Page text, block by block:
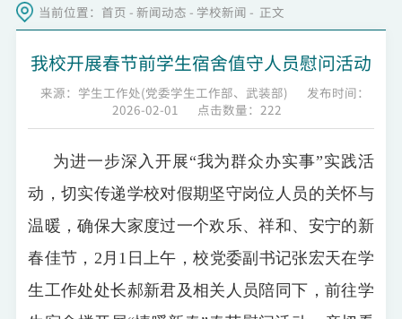
当前位置： 首页 -新闻动态 - 学校新闻 - 正文
我校开展春节前学生宿舍值守人员慰问活动
来源：学生工作处(党委学生工作部、武装部)
发布时间：
2026-02-01
点击数量： 222
为进一步深入开展“我为群众办实事”实践活
动，切实传递学校对假期坚守岗位人员的关怀与
温暖，确保大家度过一个欢乐、祥和、安宁的新
春佳节，2月1日上午，校党委副书记张宏天在学
生工作处处长郝新君及相关人员陪同下，前往学